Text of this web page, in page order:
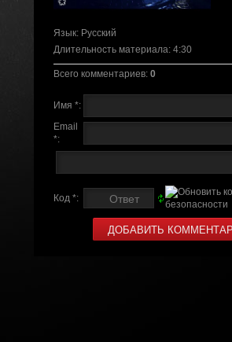
Язык: Русский
Длительность материала: 4:30
Всего комментариев: 0
Имя *:
Email
*:
Код *: